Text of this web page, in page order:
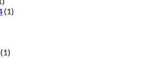
(1)
(1)